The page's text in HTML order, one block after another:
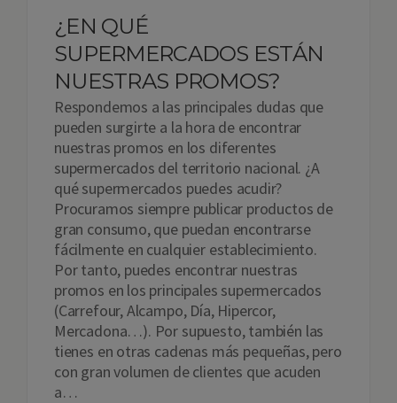
¿EN QUÉ
SUPERMERCADOS ESTÁN
NUESTRAS PROMOS?
Respondemos a las principales dudas que
pueden surgirte a la hora de encontrar
nuestras promos en los diferentes
supermercados del territorio nacional. ¿A
qué supermercados puedes acudir?
Procuramos siempre publicar productos de
gran consumo, que puedan encontrarse
fácilmente en cualquier establecimiento.
Por tanto, puedes encontrar nuestras
promos en los principales supermercados
(Carrefour, Alcampo, Día, Hipercor,
Mercadona…). Por supuesto, también las
tienes en otras cadenas más pequeñas, pero
con gran volumen de clientes que acuden
a…